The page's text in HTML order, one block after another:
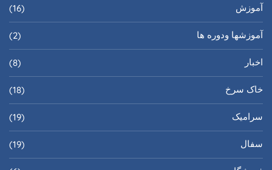
آموزش (16)
آموزشها ودوره ها (2)
اخبار (8)
خاک سرخ (18)
سرامیک (19)
سفال (19)